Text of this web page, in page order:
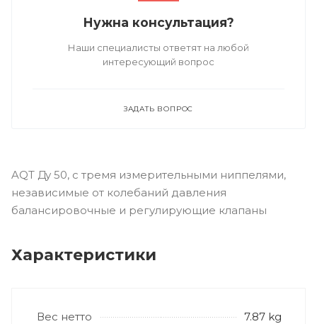
Нужна консультация?
Наши специалисты ответят на любой
интересующий вопрос
ЗАДАТЬ ВОПРОС
AQT Ду 50, с тремя измерительными ниппелями,
независимые от колебаний давления
балансировочные и регулирующие клапаны
Характеристики
Вес нетто
7.87 kg